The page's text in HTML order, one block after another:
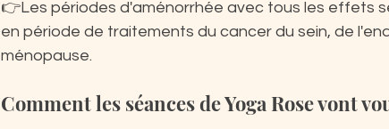
👉Les périodes d'aménorrhée avec tous les effets
en période de traitements du cancer du sein, de
ménopause.
Comment les séances de Yoga Rose vont